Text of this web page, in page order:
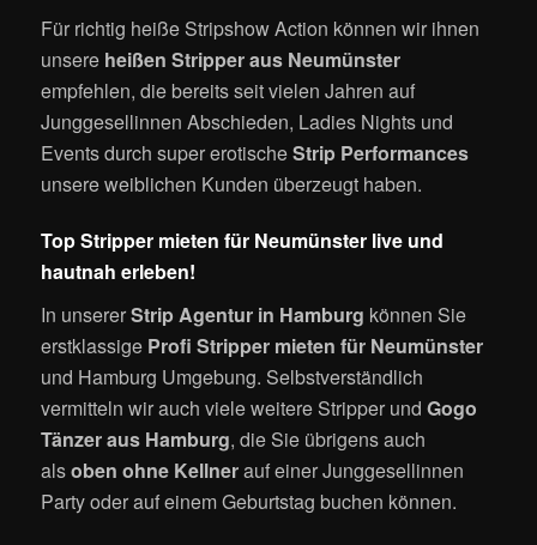
Für richtig heiße Stripshow Action können wir ihnen
unsere heißen Stripper aus Neumünster
empfehlen, die bereits seit vielen Jahren auf
Junggesellinnen Abschieden, Ladies Nights und
Events durch super erotischeStrip Performances
unsere weiblichen Kunden überzeugt haben.
Top Stripper mieten für Neumünster live und
hautnah erleben!
In unsererStrip Agentur in Hamburg können Sie
erstklassige Profi Stripper mieten für Neumünster
und Hamburg Umgebung. Selbstverständlich
vermitteln wir auch viele weitere Stripper undGogo
Tänzer aus Hamburg, die Sie übrigens auch
alsoben ohne Kellnerauf einer Junggesellinnen
Party oder auf einem Geburtstag buchen können.